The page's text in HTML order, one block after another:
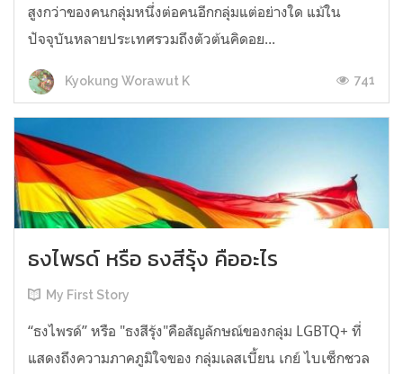
สูงกว่าของคนกลุ่มหนึ่งต่อคนอีกกลุ่มแต่อย่างใด แม้ใน
ปัจจุบันหลายประเทศรวมถึงตัวต้นคิดอย...
Kyokung Worawut K 741
ธงไพรด์ หรือ ธงสีรุ้ง คืออะไร
My First Story
“ธงไพรด์” หรือ "ธงสีรุ้ง"คือสัญลักษณ์ของกลุ่ม LGBTQ+ ที่
แสดงถึงความภาคภูมิใจของ กลุ่มเลสเบี้ยน เกย์ ไบเซ็กชวล